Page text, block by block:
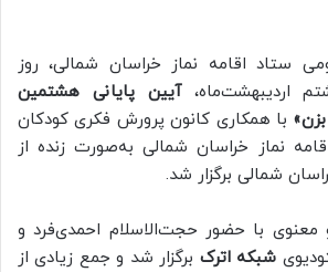
ستاد اقامه نماز خراسان شمالی، روز
اردیبهشت‌ماه،آیین پایانی هشتمین
با همکاری کانون پرورش فکری کودکان
نماز خراسان شمالیبه‌صورت زنده از
شمالی برگزار شد.
معنوی با حضور حجت‌الاسلام احمدی‌فردو
شبکه اترک برگزار شد و جمع زیادی از